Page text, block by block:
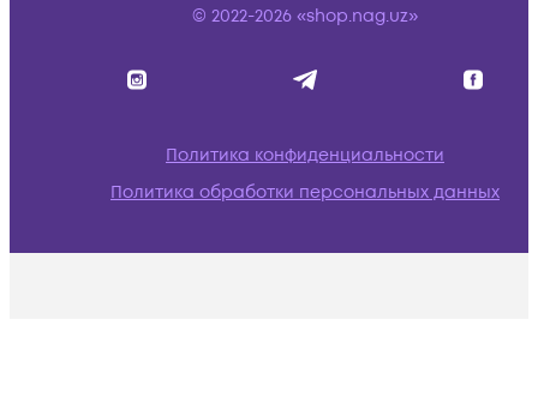
© 2022-2026 «shop.nag.uz»
Политика конфиденциальности
Политика обработки персональных данных